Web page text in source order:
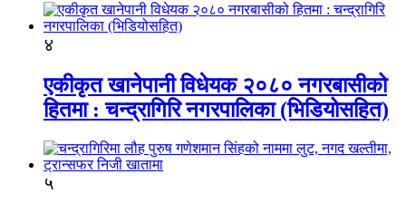
४
एकीकृत खानेपानी विधेयक २०८० नगरबासीको
हितमा : चन्द्रागिरि नगरपालिका (भिडियोसहित)
५